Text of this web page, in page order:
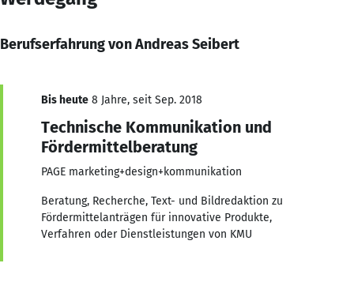
Berufserfahrung von Andreas Seibert
Bis heute 8 Jahre, seit Sep. 2018
Technische Kommunikation und
Fördermittelberatung
PAGE marketing+design+kommunikation
Beratung, Recherche, Text- und Bildredaktion zu
Fördermittelanträgen für innovative Produkte,
Verfahren oder Dienstleistungen von KMU